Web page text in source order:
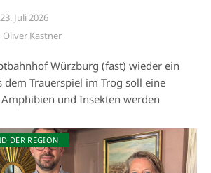
23. Juli 2026
Oliver Kastner
Würzburg (fast) wieder ein
dem Trauerspiel im Trog soll eine
und Insekten werden
DER REGION